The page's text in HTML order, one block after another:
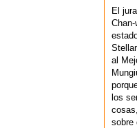
El
al
los
sobre